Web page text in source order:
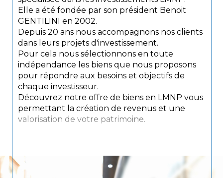
Elle a été fondée par son président Benoit
GENTILINI en 2002.
Depuis 20 ans nous accompagnons nos clients
dans leurs projets d'investissement.
Pour cela nous sélectionnons en toute
indépendance les biens que nous proposons
pour répondre aux besoins et objectifs de
chaque investisseur.
Découvrez notre offre de biens en LMNP vous
permettant la création de revenus et une
valorisation de votre patrimoine.